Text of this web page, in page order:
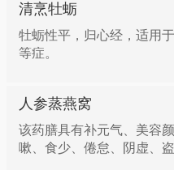
清烹牡蛎
牡蛎性平，归心经，适用
等症。
人参蒸燕窝
该药膳具有补元气、美容
嗽、食少、倦怠、阴虚、